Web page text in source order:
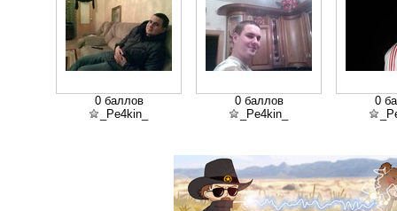
0 баллов
_Pe4kin_
0 баллов
_Pe4kin_
0